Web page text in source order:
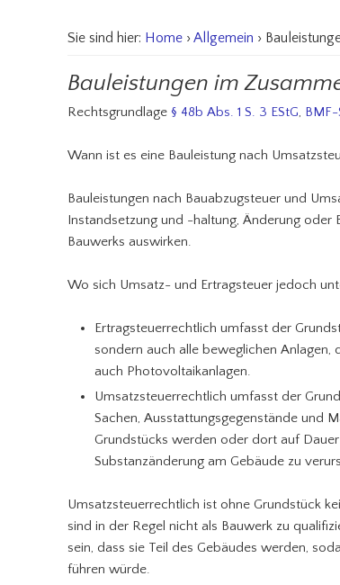
Sie sind hier: Home ›Allgemein ›
Bauleistungen im
Rechtsgrundlage § 48b Abs. 1 S. 3 EStG,
Wann ist es eine Bauleistung nach
Bauleistungen nach Bauabzugsteuer und
Instandsetzung und -haltung, Änderung oder
Bauwerks auswirken.
Wo sich Umsatz- und Ertragsteuer jedoch
Ertragsteuerrechtlich umfasst der
sondern auch alle beweglichen
auch Photovoltaikanlagen.
Umsatzsteuerrechtlich umfasst der
Sachen, Ausstattungsgegenstände und
Grundstücks werden oder dort auf
Substanzänderung am Gebäude zu
Umsatzsteuerrechtlich ist ohne Grundstück
sind in der Regel nicht als Bauwerk zu
sein, dass sie Teil des Gebäudes werden,
führen würde.